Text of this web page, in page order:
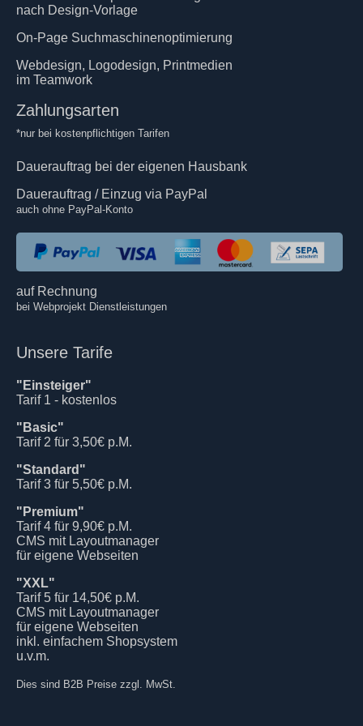
nach Design-Vorlage
On-Page Suchmaschinenoptimierung
Webdesign, Logodesign, Printmedien
im Teamwork
Zahlungsarten
*nur bei kostenpflichtigen Tarifen
Dauerauftrag bei der eigenen Hausbank
Dauerauftrag / Einzug via PayPal
auch ohne PayPal-Konto
auf Rechnung
bei Webprojekt Dienstleistungen
Unsere Tarife
"Einsteiger"
Tarif 1 - kostenlos
"Basic"
Tarif 2 für 3,50€ p.M.
"Standard"
Tarif 3 für 5,50€ p.M.
"Premium"
Tarif 4 für 9,90€ p.M.
CMS mit Layoutmanager
für eigene Webseiten
"XXL"
Tarif 5 für 14,50€ p.M.
CMS mit Layoutmanager
für eigene Webseiten
inkl. einfachem Shopsystem
u.v.m.
Dies sind B2B Preise zzgl. MwSt.